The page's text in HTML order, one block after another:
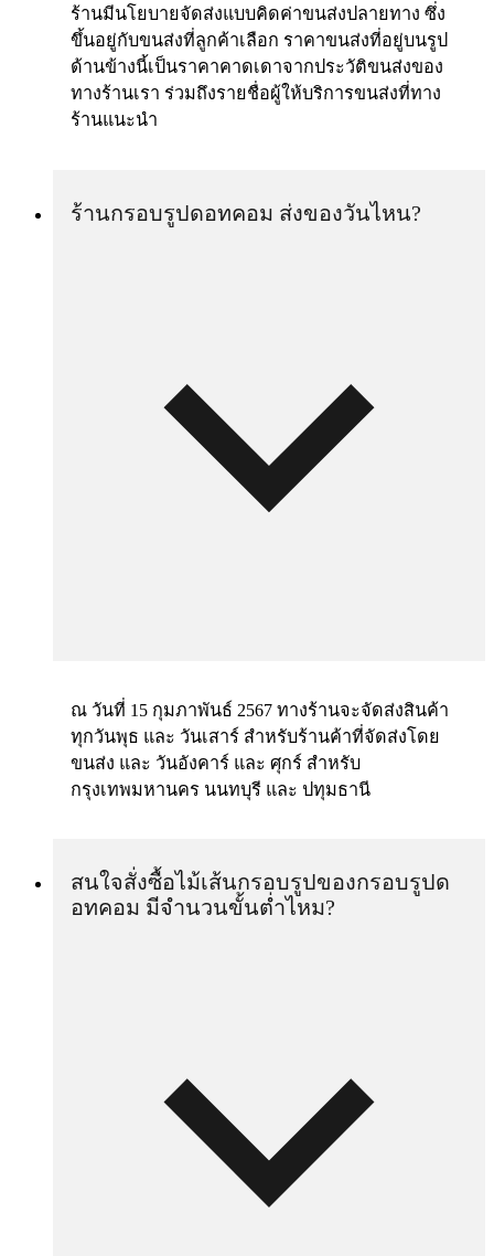
ร้านมีนโยบายจัดส่งแบบคิดค่าขนส่งปลายทาง ซึ่ง
ขึ้นอยู่กับขนส่งที่ลูกค้าเลือก ราคาขนส่งที่อยู่บนรูป
ด้านข้างนี้เป็นราคาคาดเดาจากประวัติขนส่งของ
ทางร้านเรา ร่วมถึงรายชื่อผู้ให้บริการขนส่งที่ทาง
ร้านแนะนำ
ร้านกรอบรูปดอทคอม ส่งของวันไหน?
ณ วันที่ 15 กุมภาพันธ์ 2567 ทางร้านจะจัดส่งสินค้า
ทุกวันพุธ และ วันเสาร์ สำหรับร้านค้าที่จัดส่งโดย
ขนส่ง และ วันอังคาร์ และ ศุกร์ สำหรับ
กรุงเทพมหานคร นนทบุรี และ ปทุมธานี
สนใจสั่งซื้อไม้เส้นกรอบรูปของกรอบรูปด
อทคอม มีจำนวนขั้นต่ำไหม?